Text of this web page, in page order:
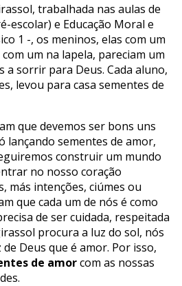
trabalhada nas aulas de
escolar) e Educação Moral e
1 -, os meninos, elas com um
um na lapela, pareciam um
a sorrir para Deus. Cada aluno,
levou para casa sementes de
que devemos ser bons uns
lançando sementes de amor,
construir um mundo
no nosso coração
más intenções, ciúmes ou
que cada um de nós é como
de ser cuidada, respeitada
procura a luz do sol, nós
Deus que é amor. Por isso,
de amorcom as nossas